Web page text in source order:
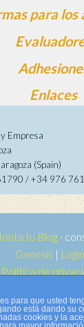
para los
Enlaces
Empresa
(Spain)
/ +34 976
tu Blog·
Genesis | Login
Política de
·
para que usted
está dando su
cookies y la